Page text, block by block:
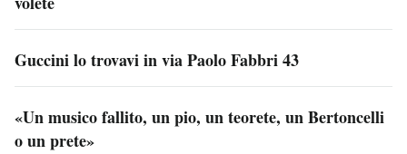
Guccini lo trovavi in via Paolo Fabbri 43
«Un musico fallito, un pio, un teorete, un Bertoncelli
o un prete»